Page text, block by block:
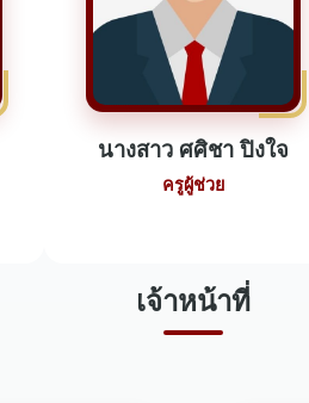
นางสาว ศศิชา ปิงใจ
ครูผู้ช่วย
เจ้าหน้าที่